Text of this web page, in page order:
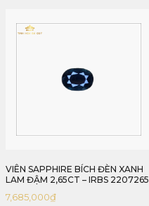
VIÊN SAPPHIRE BÍCH ĐÈN XANH
LAM ĐẬM 2,65CT – IRBS 2207265
7,685,000₫